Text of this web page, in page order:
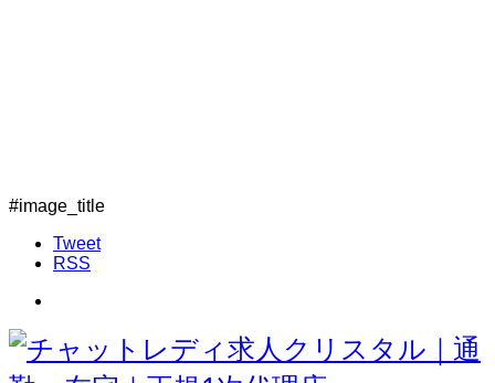
#image_title
Tweet
RSS